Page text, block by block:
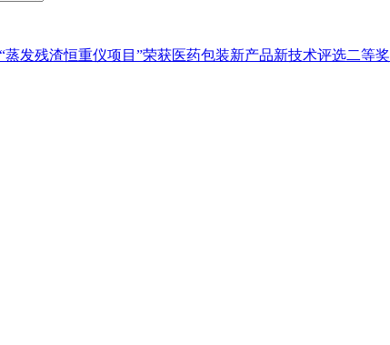
蒸发残渣恒重仪项目”荣获医药包装新产品新技术评选二等奖